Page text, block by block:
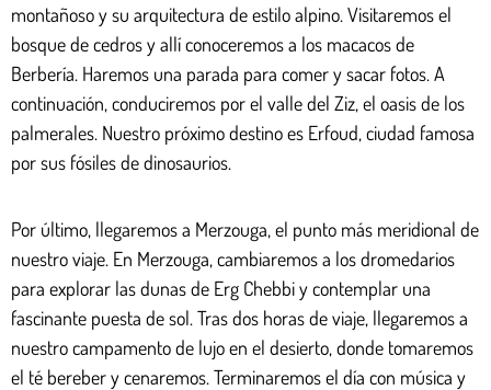
montañoso y su arquitectura de estilo alpino. Visitaremos el
bosque de cedros y allí conoceremos a los macacos de
Berbería. Haremos una parada para comer y sacar fotos. A
continuación, conduciremos por el valle del Ziz, el oasis de los
palmerales. Nuestro próximo destino es Erfoud, ciudad famosa
por sus fósiles de dinosaurios.
Por último, llegaremos a Merzouga, el punto más meridional de
nuestro viaje. En Merzouga, cambiaremos a los dromedarios
para explorar las dunas de Erg Chebbi y contemplar una
fascinante puesta de sol. Tras dos horas de viaje, llegaremos a
nuestro campamento de lujo en el desierto, donde tomaremos
el té bereber y cenaremos. Terminaremos el día con música y